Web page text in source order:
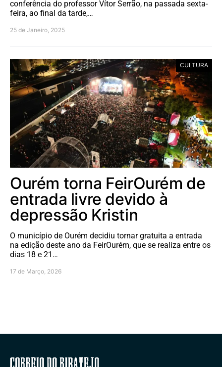
conferência do professor Vítor Serrão, na passada sexta-
feira, ao final da tarde,…
25 de Janeiro, 2025
CULTURA
Ourém torna FeirOurém de
entrada livre devido à
depressão Kristin
O município de Ourém decidiu tornar gratuita a entrada
na edição deste ano da FeirOurém, que se realiza entre os
dias 18 e 21…
17 de Março, 2026
Correio do Ribatejo